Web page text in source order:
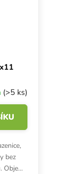
(>5 ks)
bez
Objem